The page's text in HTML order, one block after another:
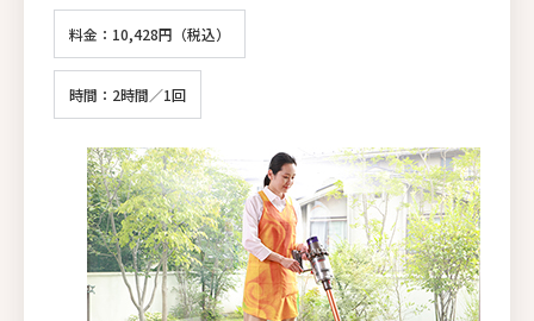
料金：10,428円（税込）
時間：2時間／1回